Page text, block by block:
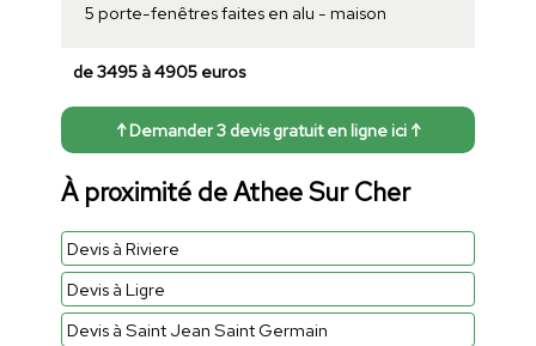
5 porte-fenêtres faites en alu - maison
de 3495 à 4905 euros
↑ Demander 3 devis gratuit en ligne ici ↑
À proximité de Athee Sur Cher
Devis à Riviere
Devis à Ligre
Devis à Saint Jean Saint Germain